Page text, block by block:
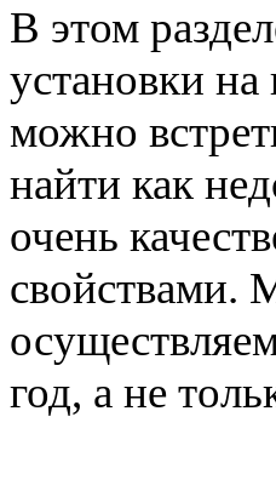
В этом
установки
можно
найти как
очень
свойствами.
год, а не